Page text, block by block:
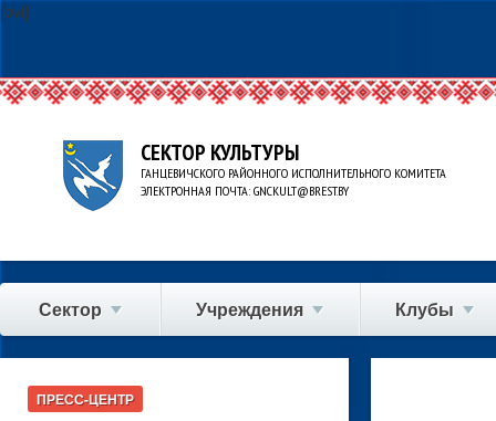
[bvi]
СЕКТОР КУЛЬТУРЫ
ГАНЦЕВИЧСКОГО РАЙОННОГО ИСПОЛНИТЕЛЬНОГО КОМИТЕТА
ЭЛЕКТРОННАЯ ПОЧТА: GNCKULT@BREST.BY
Сектор Учреждения Клубы
ПРЕСС-ЦЕНТР